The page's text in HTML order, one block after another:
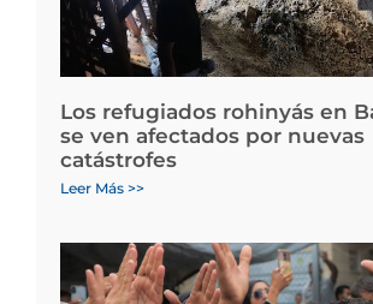
Los refugiados rohinyás en
se ven afectados por nuevas
catástrofes
Leer Más >>